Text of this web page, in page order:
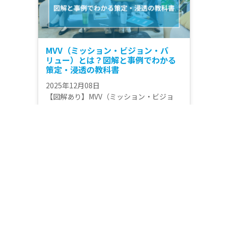
MVV（ミッション・ビジョン・バ
リュー）とは？図解と事例でわかる
策定・浸透の教科書
2025年12月08日
【図解あり】MVV（ミッション・ビジョ